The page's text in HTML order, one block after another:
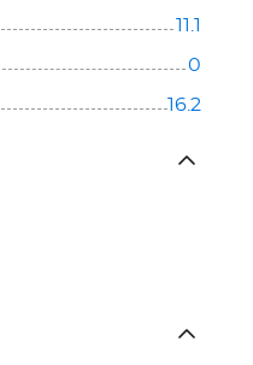
11.1
0
16.2